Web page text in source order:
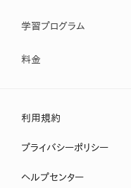
学習プログラム
料金
利用規約
プライバシーポリシー
ヘルプセンター